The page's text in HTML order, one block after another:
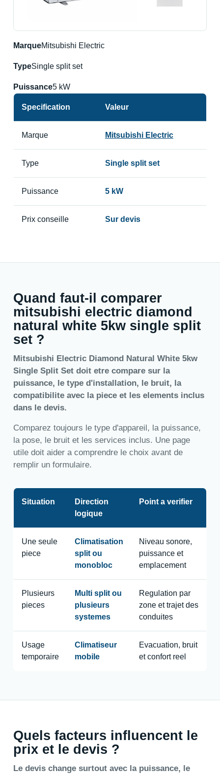
MarqueMitsubishi Electric
TypeSingle split set
Puissance5 kW
Specification Valeur
Marque Mitsubishi Electric
Type Single split set
Puissance 5 kW
Prix conseille Sur devis
Quand faut-il comparer
mitsubishi electric diamond
natural white 5kw single split
set ?
Mitsubishi Electric Diamond Natural White 5kw
Single Split Set doit etre compare sur la
puissance, le type d'installation, le bruit, la
compatibilite avec la piece et les elements inclus
dans le devis.
Comparez toujours le type d'appareil, la puissance,
la pose, le bruit et les services inclus. Une page
utile doit aider a comprendre le choix avant de
remplir un formulaire.
Situation
Direction
logique
Point a verifier
Une seule
piece
Climatisation
split ou
monobloc
Niveau sonore,
puissance et
emplacement
Plusieurs
pieces
Multi split ou
plusieurs
systemes
Regulation par
zone et trajet des
conduites
Usage
temporaire
Climatiseur
mobile
Evacuation, bruit
et confort reel
Quels facteurs influencent le
prix et le devis ?
Le devis change surtout avec la puissance, le